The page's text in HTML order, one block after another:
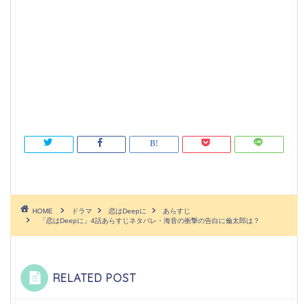
HOME ドラマ 恋はDeepに
あらすじ
「恋はDeepに」4話あらすじネタバレ・海音の衝撃の告白に倫太郎は？
RELATED POST